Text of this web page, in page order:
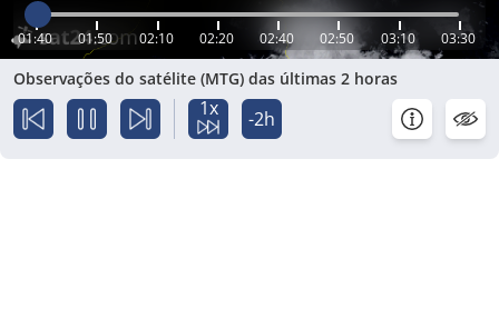
01:40 01:50 02:10 02:20 02:40 02:50 03:10 03:30
Observações do satélite (MTG) das últimas 2 horas
1x -2h